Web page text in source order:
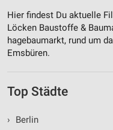
Hier findest Du aktuelle
Löcken Baustoffe &
hagebaumarkt, rund um
Emsbüren.
Top Städte
›
Berlin